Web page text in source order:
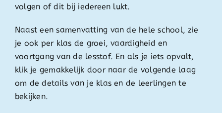
volgen of dit bij iedereen lukt.
Naast een samenvatting van de hele school, zie
je ook per klas de groei, vaardigheid en
voortgang van de lesstof. En als je iets opvalt,
klik je gemakkelijk door naar de volgende laag
om de details van je klas en de leerlingen te
bekijken.